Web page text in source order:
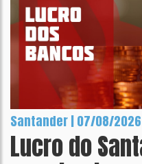
Santander | 07/08/2026
Lucro do